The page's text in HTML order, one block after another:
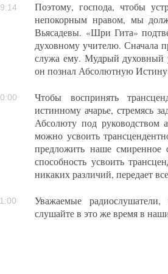
Поэтому, господа, чтобы
непокорным нравом, мы
Вьясадевы. «Шри Гита»
духовному учителю. Сначала
служа ему. Мудрый духовный
он познал Абсолютную
Чтобы воспринять
истинному ачарье, стремясь
Абсолюту под руководством
можно усвоить
предложить наше смиренное
способность усвоить
никаких различий, передает
Уважаемые
слушайте в это же время в